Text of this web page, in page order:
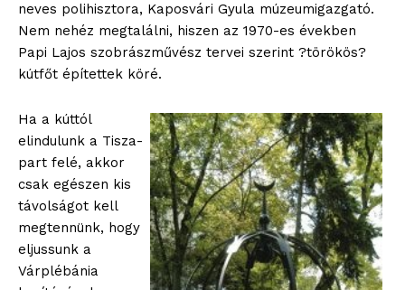
neves polihisztora, Kaposvári Gyula múzeumigazgató.
Nem nehéz megtalálni, hiszen az 1970-es években
Papi Lajos szobrászművész tervei szerint ?törökös?
kútfőt építettek köré.
Ha a kúttól
elindulunk a Tisza-
part felé, akkor
csak egészen kis
távolságot kell
megtennünk, hogy
eljussunk a
Várplébánia